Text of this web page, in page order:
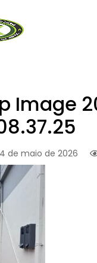
Image
de maio de 2026